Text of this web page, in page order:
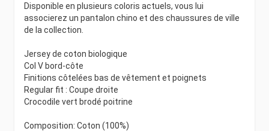
Disponible en plusieurs coloris actuels, vous lui
associerez un pantalon chino et des chaussures de ville
de la collection.
Jersey de coton biologique
Col V bord-côte
Finitions côtelées bas de vêtement et poignets
Regular fit : Coupe droite
Crocodile vert brodé poitrine
Composition: Coton (100%)